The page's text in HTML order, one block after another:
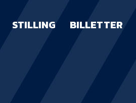
STILLING BILLETTER